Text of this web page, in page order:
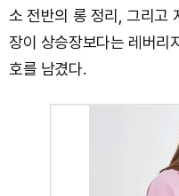
소 전반의 롱 정리, 그리고
장이 상승장보다는 레버리
호를 남겼다.